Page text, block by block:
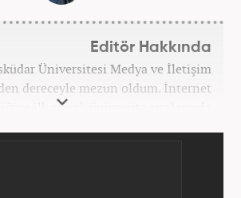
Editör Hakkında
Üniversitesi Medya ve İletişim
dereceyle mezun oldum. İnternet
ilk olarak üniversite sıralarında